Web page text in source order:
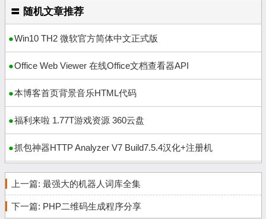
〓 随机文章推荐
Win10 TH2 微软官方简体中文正式版
Office Web Viewer 在线Office文档查看器API
本博客首页背景音乐HTML代码
福利来啦 1.77T游戏资源 360云盘
抓包神器HTTP Analyzer V7 Build7.5.4汉化+注册机
上一篇: 最强大的机器人词库全集
下一篇: PHP二维码生成程序分享